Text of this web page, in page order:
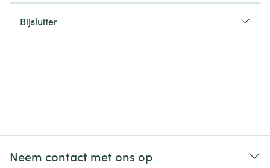
Bijsluiter
Neem contact met ons op